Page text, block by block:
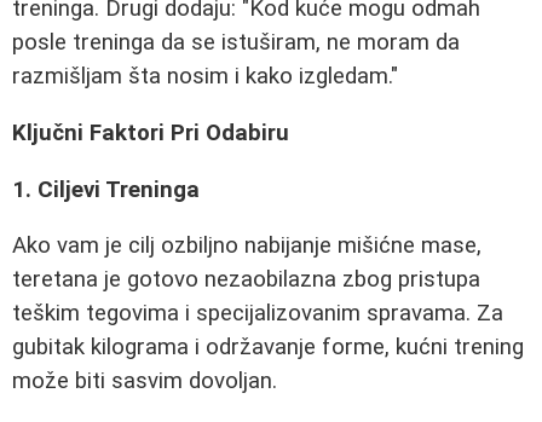
treninga. Drugi dodaju: "Kod kuće mogu odmah
posle treninga da se istuširam, ne moram da
razmišljam šta nosim i kako izgledam."
Ključni Faktori Pri Odabiru
1. Ciljevi Treninga
Ako vam je cilj ozbiljno nabijanje mišićne mase,
teretana je gotovo nezaobilazna zbog pristupa
teškim tegovima i specijalizovanim spravama. Za
gubitak kilograma i održavanje forme, kućni trening
može biti sasvim dovoljan.